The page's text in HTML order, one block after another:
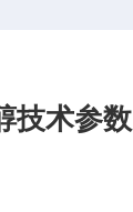
技术参数